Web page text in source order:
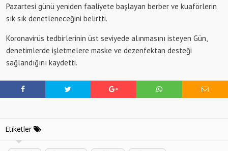
Pazartesi günü yeniden faaliyete başlayan berber ve kuaförlerin
sık sık denetleneceğini belirtti.
Koronavirüs tedbirlerinin üst seviyede alınmasını isteyen Gün,
denetimlerde işletmelere maske ve dezenfektan desteği
sağlandığını kaydetti.
Etiketler